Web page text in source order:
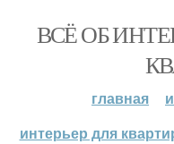
ВСЁ ОБ
главная
интерьер для